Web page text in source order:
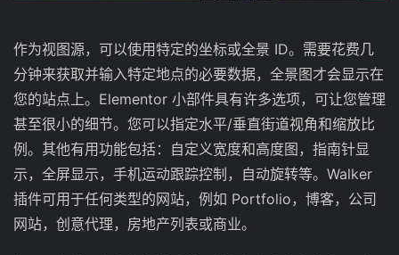
作为视图源，可以使用特定的坐标或全景 ID。需要花费几
分钟来获取并输入特定地点的必要数据，全景图才会显示在
您的站点上。Elementor 小部件具有许多选项，可让您管理
甚至很小的细节。您可以指定水平/垂直街道视角和缩放比
例。其他有用功能包括：自定义宽度和高度图，指南针显
示，全屏显示，手机运动跟踪控制，自动旋转等。Walker
插件可用于任何类型的网站，例如 Portfolio，博客，公司
网站，创意代理，房地产列表或商业。